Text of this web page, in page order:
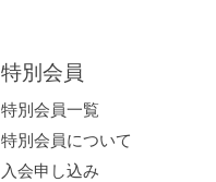
特別会員
特別会員一覧
特別会員について
入会申し込み